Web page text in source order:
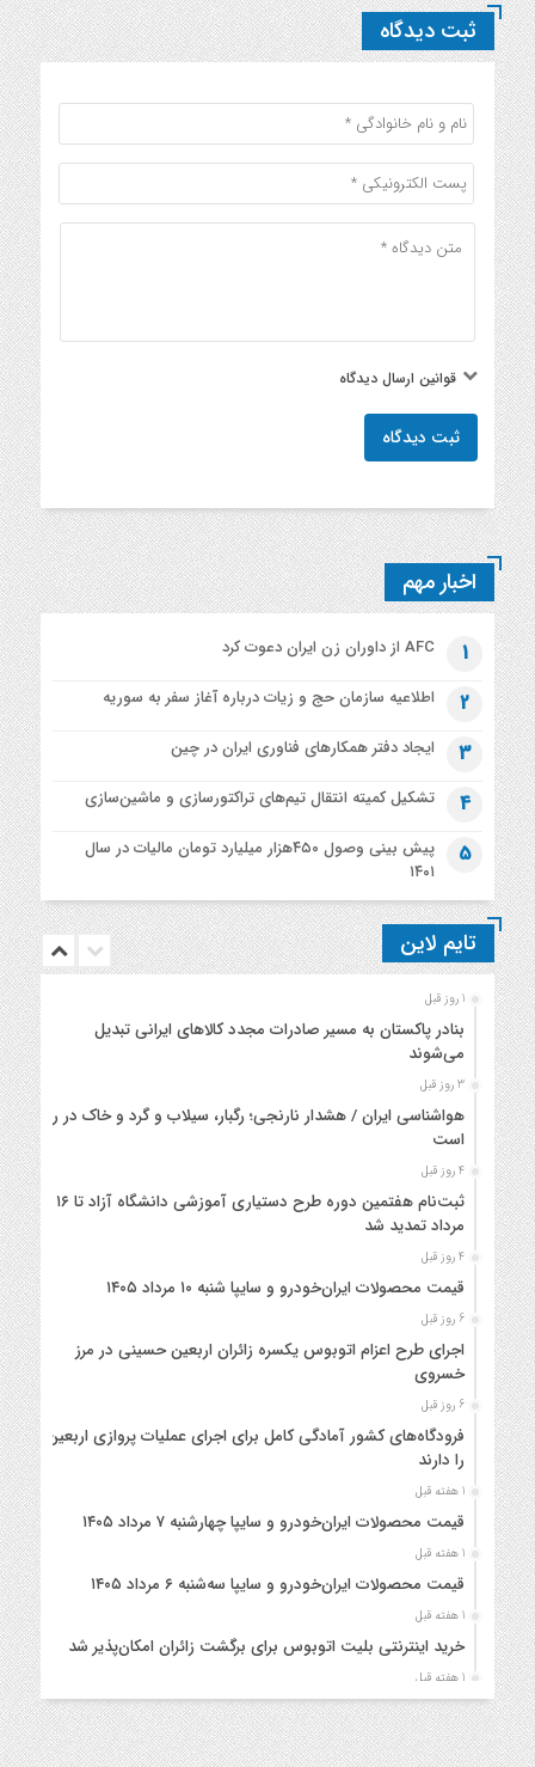
ثبت دیدگاه
قوانین ارسال دیدگاه
ثبت دیدگاه
اخبار مهم
1 AFC از داوران زن ایران دعوت کرد
2 اطلاعیه‌ سازمان حج و زیات درباره آغاز سفر به سوریه
3 ایجاد دفتر همکارهای فناوری ایران در چین
4 تشکیل کمیته انتقال تیم‌های تراکتورسازی و ماشین‌سازی
5
پیش بینی وصول ۴۵۰هزار میلیارد تومان مالیات در سال
۱۴۰۱
تایم لاین
1 روز قبل
بنادر پاکستان به مسیر صادرات مجدد کالاهای ایرانی تبدیل
می‌شوند
3 روز قبل
هواشناسی ایران / هشدار نارنجی؛ رگبار، سیلاب و گرد و خاک در راه
است
4 روز قبل
ثبت‌نام هفتمین دوره طرح دستیاری آموزشی دانشگاه آزاد تا ۱۶
مرداد تمدید شد
4 روز قبل
قیمت محصولات ایران‌خودرو و سایپا شنبه ۱۰ مرداد ۱۴۰۵
6 روز قبل
اجرای طرح اعزام اتوبوس یکسره زائران اربعین حسینی در مرز
خسروی
6 روز قبل
فرودگاه‌های کشور آمادگی کامل برای اجرای عملیات پروازی اربعین
را دارند
1 هفته قبل
قیمت محصولات ایران‌خودرو و سایپا چهارشنبه ۷ مرداد ۱۴۰۵
1 هفته قبل
قیمت محصولات ایران‌خودرو و سایپا سه‌شنبه ۶ مرداد ۱۴۰۵
1 هفته قبل
خرید اینترنتی بلیت اتوبوس برای برگشت زائران امکان‌پذیر شد
1 هفته قبل
قیمت روز محصولات ایران‌خودرو و سایپا دوشنبه ۵ مرداد ۱۴۰۵
1 هفته قبل